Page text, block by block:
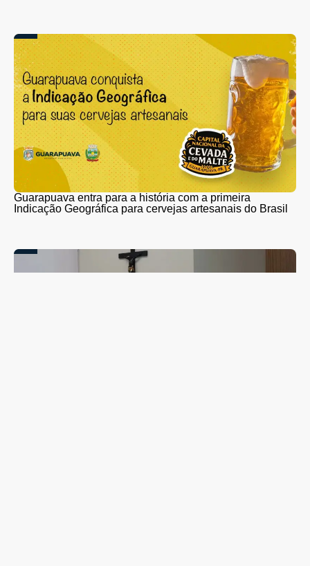
Guarapuava entra para a história com a primeira
Indicação Geográfica para cervejas artesanais do Brasil